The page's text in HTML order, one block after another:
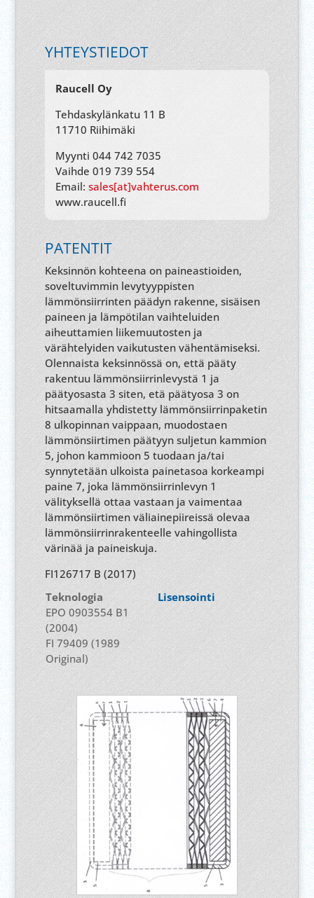
YHTEYSTIEDOT
Raucell Oy
Tehdaskylänkatu 11 B
11710 Riihimäki
Myynti 044 742 7035
Vaihde 019 739 554
Email: sales[at]vahterus.com
www.raucell.fi
PATENTIT
Keksinnön kohteena on paineastioiden,
soveltuvimmin levytyyppisten
lämmönsiirrinten päädyn rakenne, sisäisen
paineen ja lämpötilan vaihteluiden
aiheuttamien liikemuutosten ja
värähtelyiden vaikutusten vähentämiseksi.
Olennaista keksinnössä on, että pääty
rakentuu lämmönsiirrinlevystä 1 ja
päätyosasta 3 siten, etä päätyosa 3 on
hitsaamalla yhdistetty lämmönsiirrinpaketin
8 ulkopinnan vaippaan, muodostaen
lämmönsiirtimen päätyyn suljetun kammion
5, johon kammioon 5 tuodaan ja/tai
synnytetään ulkoista painetasoa korkeampi
paine 7, joka lämmönsiirrinlevyn 1
välityksellä ottaa vastaan ja vaimentaa
lämmönsiirtimen väliainepiireissä olevaa
lämmönsiirrinrakenteelle vahingollista
värinää ja paineiskuja.
FI126717 B (2017)
Teknologia
EPO 0903554 B1
(2004)
FI 79409 (1989
Original)
Lisensointi